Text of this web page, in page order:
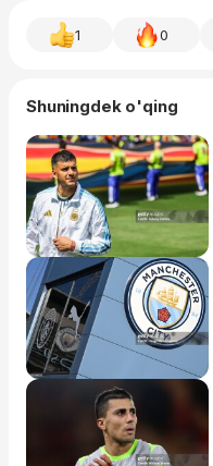
1 0
Shuningdek o'qing